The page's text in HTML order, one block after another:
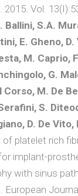
Vol.
Ballini, S.A.
E. Gheno, D.
M. Caprio,
G.
Corso, M. De
S.
D. De
of platelet rich
implant-
with sinus
European